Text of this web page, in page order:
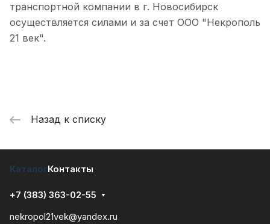
транспортной компании в г. Новосибирск
осуществляется силами и за счет ООО "Некрополь
21 век".
Назад к списку
КаталогКонтакты
+7 (383) 363-02-55
nekropol21vek@yandex.ru